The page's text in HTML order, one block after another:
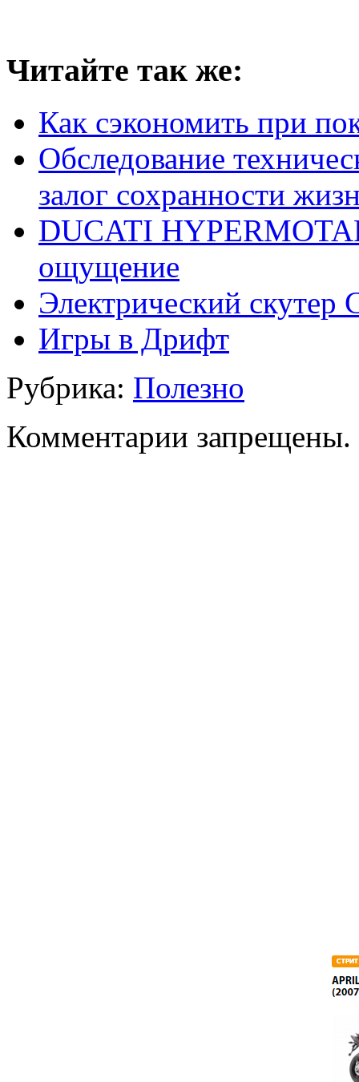
Читайте так же:
Как сэкономить при
Обследование
залог сохранности
DUCATI
ощущение
Электрический скутер
Игры в Дрифт
Рубрика: Полезно
Комментарии запрещены.